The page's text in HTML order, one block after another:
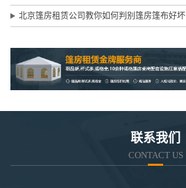
北京篷房租赁公司教你如何判别篷房篷布好坏
联系我们
CONTACT US